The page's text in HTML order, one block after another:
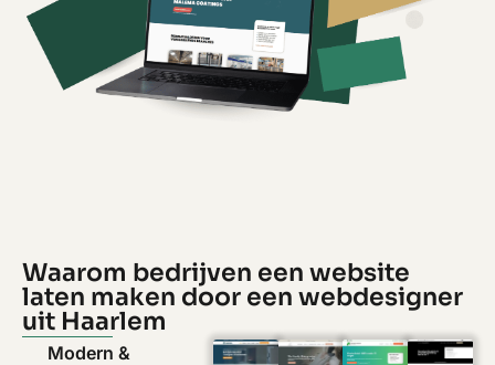
Waarom bedrijven een website
laten maken door een webdesigner
uit Haarlem
Modern &